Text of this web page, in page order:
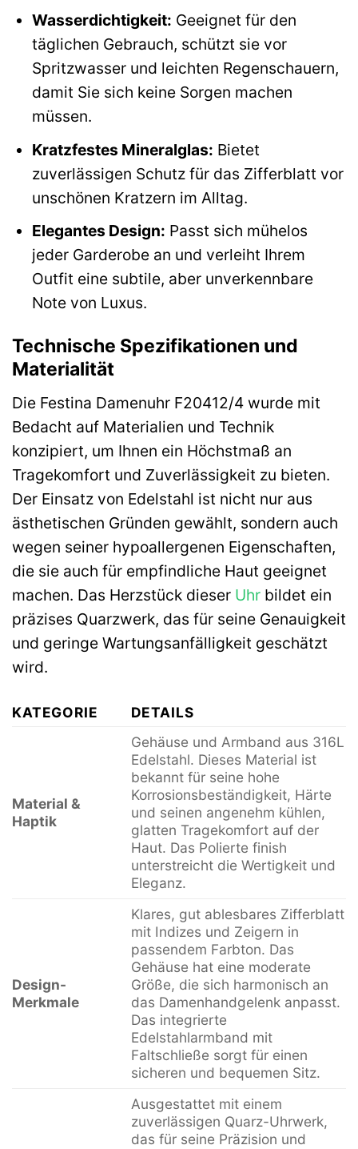
Wasserdichtigkeit: Geeignet für den
täglichen Gebrauch, schützt sie vor
Spritzwasser und leichten Regenschauern,
damit Sie sich keine Sorgen machen
müssen.
Kratzfestes Mineralglas: Bietet
zuverlässigen Schutz für das Zifferblatt vor
unschönen Kratzern im Alltag.
Elegantes Design: Passt sich mühelos
jeder Garderobe an und verleiht Ihrem
Outfit eine subtile, aber unverkennbare
Note von Luxus.
Technische Spezifikationen und
Materialität
Die Festina Damenuhr F20412/4 wurde mit
Bedacht auf Materialien und Technik
konzipiert, um Ihnen ein Höchstmaß an
Tragekomfort und Zuverlässigkeit zu bieten.
Der Einsatz von Edelstahl ist nicht nur aus
ästhetischen Gründen gewählt, sondern auch
wegen seiner hypoallergenen Eigenschaften,
die sie auch für empfindliche Haut geeignet
machen. Das Herzstück dieser Uhr bildet ein
präzises Quarzwerk, das für seine Genauigkeit
und geringe Wartungsanfälligkeit geschätzt
wird.
KATEGORIE DETAILS
Material &
Haptik
Gehäuse und Armband aus 316L
Edelstahl. Dieses Material ist
bekannt für seine hohe
Korrosionsbeständigkeit, Härte
und seinen angenehm kühlen,
glatten Tragekomfort auf der
Haut. Das Polierte finish
unterstreicht die Wertigkeit und
Eleganz.
Design-
Merkmale
Klares, gut ablesbares Zifferblatt
mit Indizes und Zeigern in
passendem Farbton. Das
Gehäuse hat eine moderate
Größe, die sich harmonisch an
das Damenhandgelenk anpasst.
Das integrierte
Edelstahlarmband mit
Faltschließe sorgt für einen
sicheren und bequemen Sitz.
Ausgestattet mit einem
zuverlässigen Quarz-Uhrwerk,
das für seine Präzision und